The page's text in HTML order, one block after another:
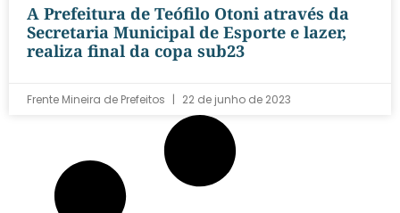
A Prefeitura de Teófilo Otoni através da
Secretaria Municipal de Esporte e lazer,
realiza final da copa sub23
Frente Mineira de Prefeitos 22 de junho de 2023